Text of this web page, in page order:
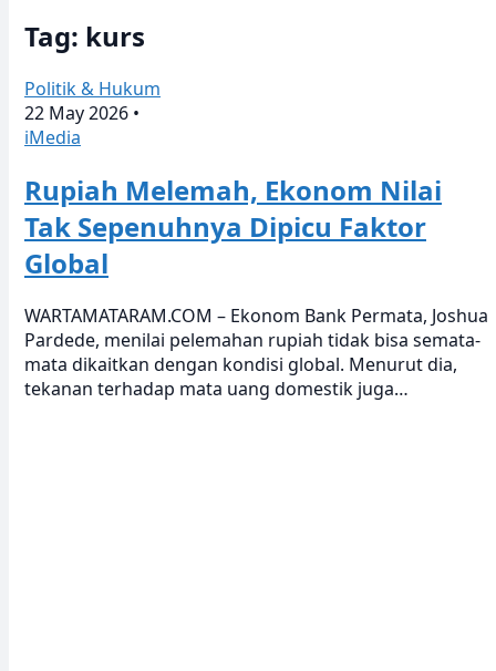
Tag: kurs
Politik & Hukum
22 May 2026 •
iMedia
Rupiah Melemah, Ekonom Nilai
Tak Sepenuhnya Dipicu Faktor
Global
WARTAMATARAM.COM – Ekonom Bank Permata, Joshua
Pardede, menilai pelemahan rupiah tidak bisa semata-
mata dikaitkan dengan kondisi global. Menurut dia,
tekanan terhadap mata uang domestik juga…